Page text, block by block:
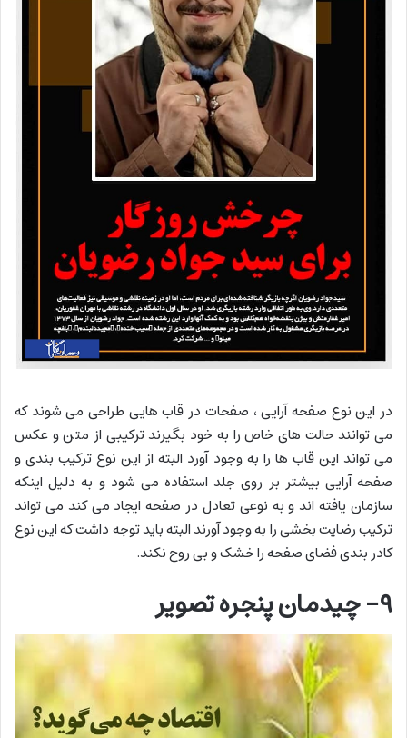
در این نوع صفحه آرایی ، صفحات در قاب هایی طراحی می شوند که
می توانند حالت های خاص را به خود بگیرند ترکیبی از متن و عکس
می تواند این قاب ها را به وجود آورد البته از این نوع ترکیب بندی و
صفحه آرایی بیشتر بر روی جلد استفاده می شود و به دلیل اینکه
سازمان یافته اند و به نوعی تعادل در صفحه ایجاد می کند می تواند
ترکیب رضایت بخشی را به وجود آورند البته باید توجه داشت که این نوع
کادر بندی فضای صفحه را خشک و بی روح نکند.
۹- چیدمان پنجره تصویر